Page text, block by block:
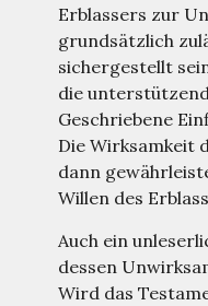
Erblassers zur
grundsätzlich
sichergestellt
die
Geschriebene
Die Wirksamkeit
dann
Willen des
Auch ein
dessen
Wird das